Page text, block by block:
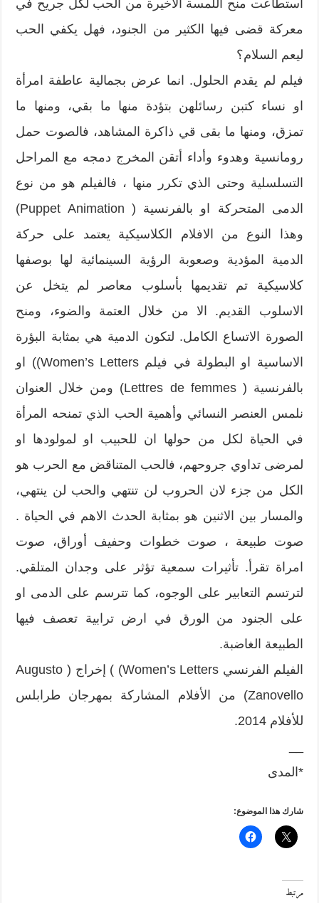
استطاعت منح اللمسة الاخيرة من الحب لكل جريح في
معركة قضى فيها الكثير من الجنود، فهل يكفي الحب
ليعم السلام؟
فيلم لم يقدم الحلول. انما عرض بجمالية عاطفة امرأة
او نساء كتبن رسائلهن بتؤدة منها ما بقي، ومنها ما
تمزق، ومنها ما بقى قي ذاكرة المشاهد، فالصوت حمل
رومانسية وهدوء وأداء أتقن المخرج دمجه مع المراحل
التسلسلية وحتى الذي تكرر منها ، فالفيلم هو من نوع
الدمى المتحركة او بالفرنسية ( Puppet Animation)
وهذا النوع من الافلام الكلاسيكية يعتمد على حركة
الدمية المؤدية وصعوبة الرؤية السينمائية لها بوصفها
كلاسيكية تم تقديمها بأسلوب معاصر لم يتخل عن
الاسلوب القديم. الا من خلال العتمة والضوء، ومنح
الصورة الاتساع الكامل. لتكون الدمية هي بمثابة البؤرة
الاساسية او البطولة في فيلم Women’s Letters)) او
بالفرنسية ( Lettres de femmes) ومن خلال العنوان
نلمس العنصر النسائي وأهمية الحب الذي تمنحه المرأة
في الحياة لكل من حولها ان للحبيب او لمولودها او
لمرضى تداوي جروحهم، فالحب المتناقض مع الحرب هو
الكل من جزء لان الحروب لن تنتهي والحب لن ينتهي،
والمسار بين الاثنين هو بمثابة الحدث الاهم في الحياة .
صوت طبيعة ، صوت خطوات وحفيف أوراق، صوت
امراة تقرأ. تأثيرات سمعية تؤثر على وجدان المتلقي.
لترتسم التعابير على الوجوه، كما تترسم على الدمى او
على الجنود من الورق في ارض ترابية تعصف فيها
الطبيعة الغاضبة.
الفيلم الفرنسي Women’s Letters) ) إخراج ( Augusto
Zanovello) من الأفلام المشاركة بمهرجان طرابلس
للأفلام 2014.
*المدى
شارك هذا الموضوع:
مرتبط